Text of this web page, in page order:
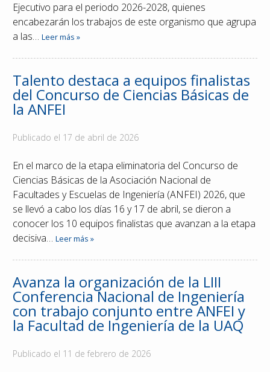
Ejecutivo para el periodo 2026-2028, quienes
encabezarán los trabajos de este organismo que agrupa
a las…Leer más »
Talento destaca a equipos finalistas
del Concurso de Ciencias Básicas de
la ANFEI
Publicado el 17 de abril de 2026
En el marco de la etapa eliminatoria del Concurso de
Ciencias Básicas de la Asociación Nacional de
Facultades y Escuelas de Ingeniería (ANFEI) 2026, que
se llevó a cabo los días 16 y 17 de abril, se dieron a
conocer los 10 equipos finalistas que avanzan a la etapa
decisiva…Leer más »
Avanza la organización de la LIII
Conferencia Nacional de Ingeniería
con trabajo conjunto entre ANFEI y
la Facultad de Ingeniería de la UAQ
Publicado el 11 de febrero de 2026